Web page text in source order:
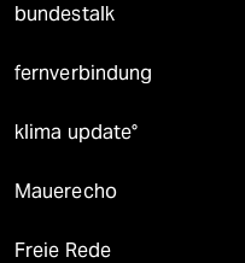
bundestalk
fernverbindung
klima update°
Mauerecho
Freie Rede